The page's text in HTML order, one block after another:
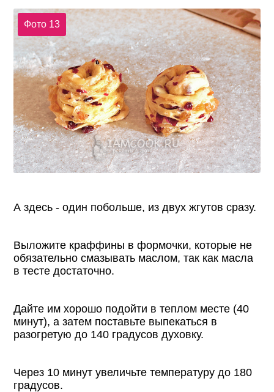
Фото 13
А здесь - один побольше, из двух жгутов сразу.
Выложите краффины в формочки, которые не
обязательно смазывать маслом, так как масла
в тесте достаточно.
Дайте им хорошо подойти в теплом месте (40
минут), а затем поставьте выпекаться в
разогретую до 140 градусов духовку.
Через 10 минут увеличьте температуру до 180
градусов.